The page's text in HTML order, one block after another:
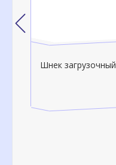
Шнек загрузочный